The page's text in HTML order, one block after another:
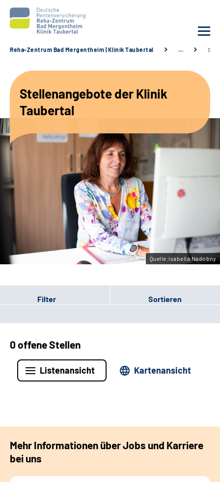
Unsere Angebote
Karriere
Sozialdienste & Zuweisende
Leichte Sprache
Gebärdensprache
Reha-Zentrum Bad Mergentheim | Klinik Taubertal …
Stellenangebote der Klinik
Taubertal
Quelle:Isabella Nadobny
Filter Sortieren
0 offene Stellen
Listenansicht Kartenansicht
Mehr Informationen über Jobs und Karriere
bei uns